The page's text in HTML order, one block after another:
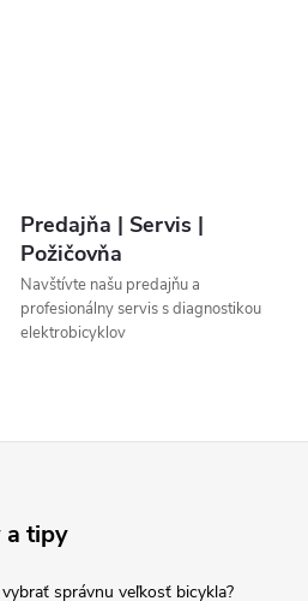
Predajňa | Servis |
Požičovňa
Navštívte našu predajňu a
profesionálny servis s diagnostikou
elektrobicyklov
a tipy
správnu veľkosť bicykla?